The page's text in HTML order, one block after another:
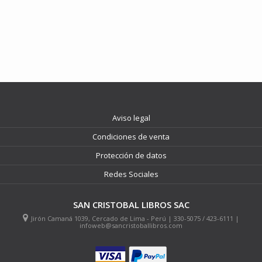
Aviso legal
Condiciones de venta
Protección de datos
Redes Sociales
SAN CRISTOBAL LIBROS SAC
Jirón Camaná 1039, Cercado de Lima - Perú | 330-5075 / 423-6111 |
infoweb@sancristoballibros.com